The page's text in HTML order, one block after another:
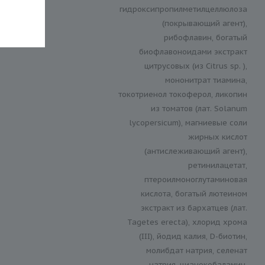
гидроксипропилметилцеллюлоза
(покрывающий агент),
рибофлавин, богатый
биофлавоноидами экстракт
цитрусовых (из Citrus sp. ),
мононитрат тиамина,
токотриенол токоферол, ликопин
из томатов (лат. Solanum
lycopersicum), магниевые соли
жирных кислот
(антислеживающий агент),
ретинилацетат,
птероилмоноглутаминовая
кислота, богатый лютеином
экстракт из бархатцев (лат.
Tagetes erecta), хлорид хрома
(III), йодид калия, D-биотин,
молибдат натрия, селенат